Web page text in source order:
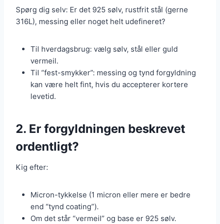
Spørg dig selv: Er det 925 sølv, rustfrit stål (gerne
316L), messing eller noget helt udefineret?
Til hverdagsbrug: vælg sølv, stål eller guld
vermeil.
Til “fest-smykker”: messing og tynd forgyldning
kan være helt fint, hvis du accepterer kortere
levetid.
2. Er forgyldningen beskrevet
ordentligt?
Kig efter:
Micron-tykkelse (1 micron eller mere er bedre
end “tynd coating”).
Om det står “vermeil” og base er 925 sølv.